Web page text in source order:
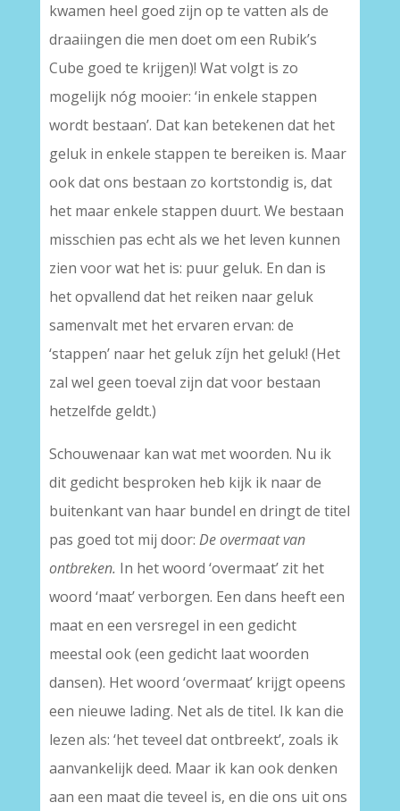
kwamen heel goed zijn op te vatten als de
draaiingen die men doet om een Rubik’s
Cube goed te krijgen)! Wat volgt is zo
mogelijk nóg mooier: ‘in enkele stappen
wordt bestaan’. Dat kan betekenen dat het
geluk in enkele stappen te bereiken is. Maar
ook dat ons bestaan zo kortstondig is, dat
het maar enkele stappen duurt. We bestaan
misschien pas echt als we het leven kunnen
zien voor wat het is: puur geluk. En dan is
het opvallend dat het reiken naar geluk
samenvalt met het ervaren ervan: de
‘stappen’ naar het geluk zíjn het geluk! (Het
zal wel geen toeval zijn dat voor bestaan
hetzelfde geldt.)
Schouwenaar kan wat met woorden. Nu ik
dit gedicht besproken heb kijk ik naar de
buitenkant van haar bundel en dringt de titel
pas goed tot mij door: De overmaat van
ontbreken. In het woord ‘overmaat’ zit het
woord ‘maat’ verborgen. Een dans heeft een
maat en een versregel in een gedicht
meestal ook (een gedicht laat woorden
dansen). Het woord ‘overmaat’ krijgt opeens
een nieuwe lading. Net als de titel. Ik kan die
lezen als: ‘het teveel dat ontbreekt’, zoals ik
aanvankelijk deed. Maar ik kan ook denken
aan een maat die teveel is, en die ons uit ons